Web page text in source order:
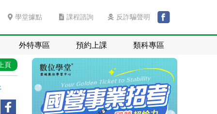
學堂據點 課程諮詢 反詐騙聲明
外特專區 預約上課 類科專區
頁